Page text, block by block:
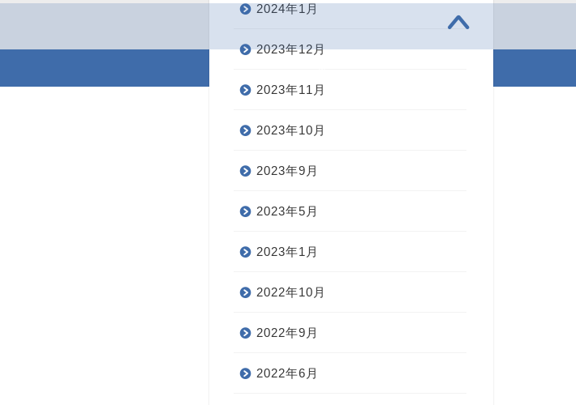
2024年1月
2023年12月
2023年11月
2023年10月
2023年9月
2023年5月
2023年1月
2022年10月
2022年9月
2022年6月